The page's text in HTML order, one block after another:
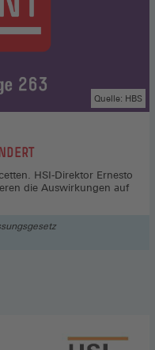
Quelle: HBS
HSI-Direktor Ernesto
die Auswirkungen auf